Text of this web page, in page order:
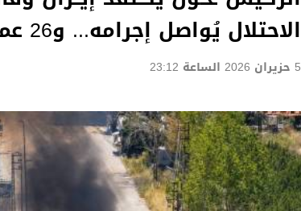
الاحتلال يُواصل إجرامه... و26 عمليّة للمقاومة
5 حزيران 2026 الساعة 23:12